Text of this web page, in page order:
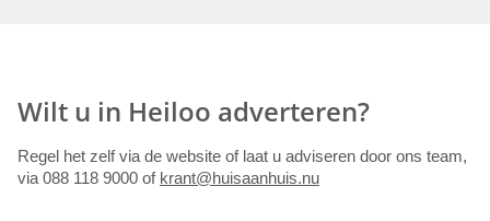
Wilt u in Heiloo adverteren?
Regel het zelf via de website of laat u adviseren door ons team,
via 088 118 9000 of krant@huisaanhuis.nu